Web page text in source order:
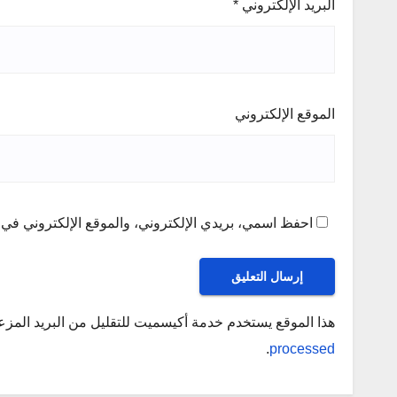
البريد الإلكتروني *
الموقع الإلكتروني
احفظ اسمي، بريدي الإلكتروني، والموقع الإلكتروني
هذا الموقع يستخدم خدمة أكيسميت للتقليل من البريد
processed
.